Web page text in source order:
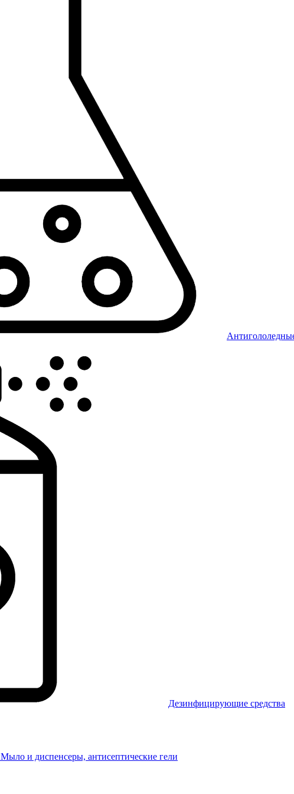
Дезинфицирующие средства
Мыло и диспенсеры, антисептические гели